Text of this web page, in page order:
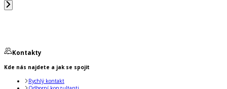
Kontakty
Kde nás najdete a jak se spojit
Rychlý kontakt